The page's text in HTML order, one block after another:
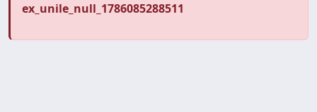
ex_unile_null_1786085288511